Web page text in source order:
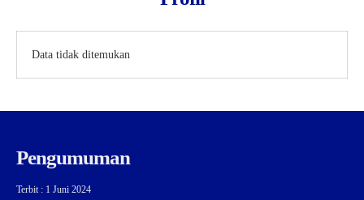
Data tidak ditemukan
Pengumuman
Terbit : 1 Juni 2024